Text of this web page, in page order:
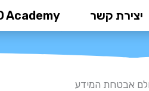
יצירת קשר Academy
לעולם
אבטחת המידע